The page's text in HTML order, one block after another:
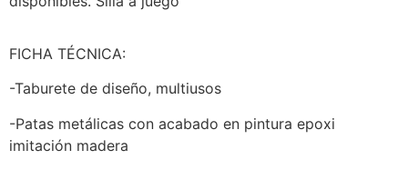
FICHA TÉCNICA:
-Taburete de diseño, multiusos
-Patas metálicas con acabado en pintura epoxi
imitación madera